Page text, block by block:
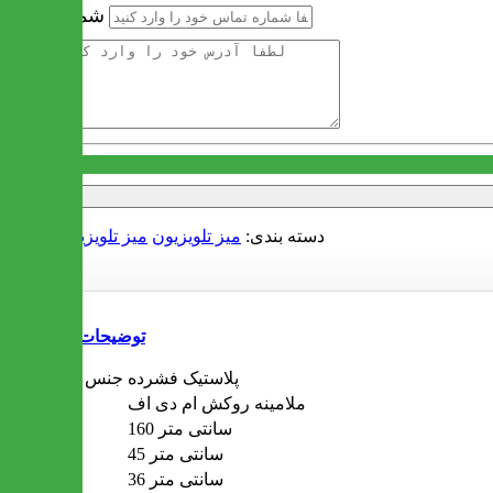
شماره تماس
دسته بندی: میز تلویزیون میز تلویزیون لاکچری
توضیحات
جنس پایه ها پلاستیک فشرده
ملامینه روکش ام دی اف
160 سانتی متر
45 سانتی متر
36 سانتی متر